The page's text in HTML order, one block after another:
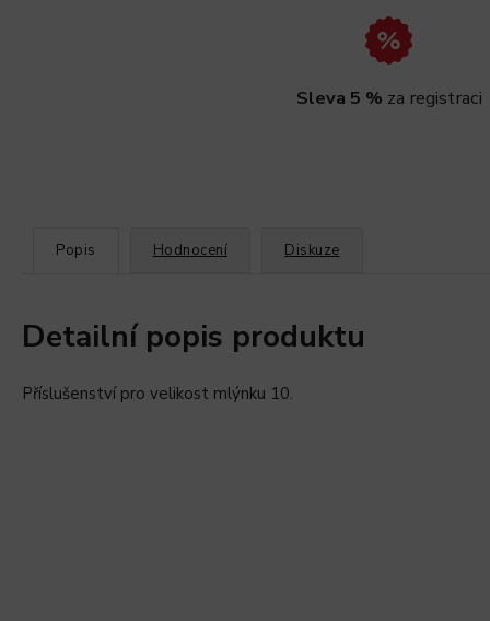
Sleva 5 % za registraci
Popis Hodnocení Diskuze
Detailní popis produktu
Příslušenství pro velikost mlýnku 10.